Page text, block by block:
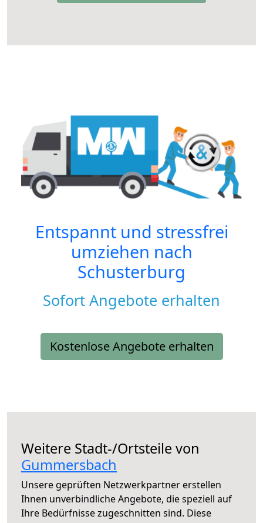
Entspannt und stressfrei
umziehen nach
Schusterburg
Sofort Angebote erhalten
Kostenlose Angebote erhalten
Weitere Stadt-/Ortsteile von
Gummersbach
Unsere geprüften Netzwerkpartner erstellen
Ihnen unverbindliche Angebote, die speziell auf
Ihre Bedürfnisse zugeschnitten sind. Diese